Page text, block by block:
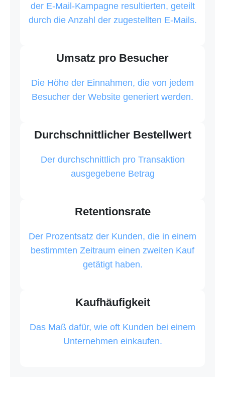
der E-Mail-Kampagne resultierten, geteilt
durch die Anzahl der zugestellten E-Mails.
Umsatz pro Besucher
Die Höhe der Einnahmen, die von jedem
Besucher der Website generiert werden.
Durchschnittlicher Bestellwert
Der durchschnittlich pro Transaktion
ausgegebene Betrag
Retentionsrate
Der Prozentsatz der Kunden, die in einem
bestimmten Zeitraum einen zweiten Kauf
getätigt haben.
Kaufhäufigkeit
Das Maß dafür, wie oft Kunden bei einem
Unternehmen einkaufen.